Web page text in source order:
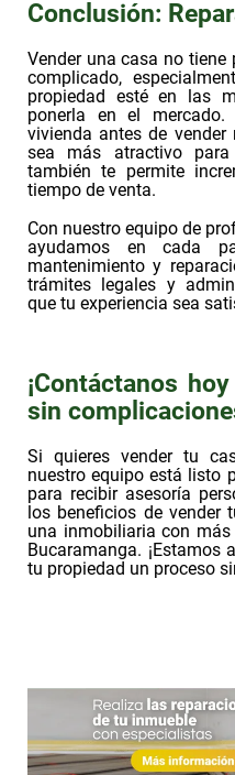
Conclusión:
Vender una casa no tiene
complicado,
propiedad esté en las
ponerla en el
vivienda antes de
sea más atractivo
también te permite
tiempo de venta.
Con nuestro equipo de
ayudamos en cada
mantenimiento y
trámites legales y
que tu experiencia sea
¡Contáctanos
sin
Si quieres vender tu
nuestro equipo está listo
para recibir asesoría
los beneficios de vender
una inmobiliaria con
Bucaramanga. ¡Estamos
tu propiedad un proceso